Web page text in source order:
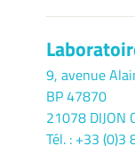
9, avenue
BP 47870
21078 DIJON
Tél. : +33